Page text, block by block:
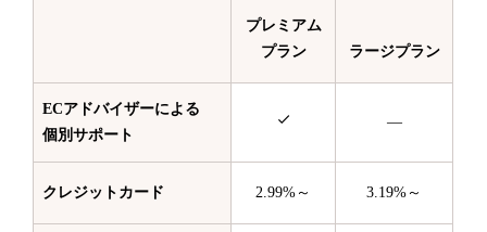
プレミアム
プラン
ラージプラン
ECアドバイザーによる
個別サポート
—
クレジットカード 2.99%～ 3.19%～